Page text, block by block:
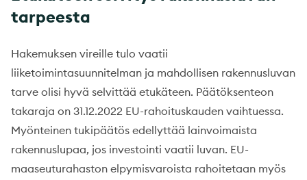
tarpeesta
Hakemuksen vireille tulo vaatii
liiketoimintasuunnitelman ja mahdollisen rakennusluvan
tarve olisi hyvä selvittää etukäteen. Päätöksenteon
takaraja on 31.12.2022 EU-rahoituskauden vaihtuessa.
Myönteinen tukipäätös edellyttää lainvoimaista
rakennuslupaa, jos investointi vaatii luvan. EU-
maaseuturahaston elpymisvaroista rahoitetaan myös